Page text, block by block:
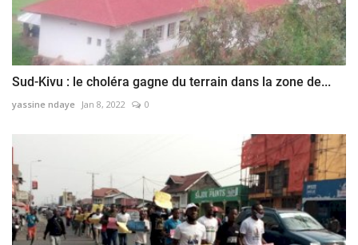
Sud-Kivu : le choléra gagne du terrain dans la zone de...
yassine ndaye Jan 8, 2022 0